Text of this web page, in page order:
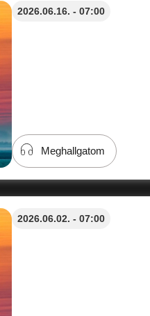
2026.06.16. - 07:00
Meghallgatom
2026.06.02. - 07:00